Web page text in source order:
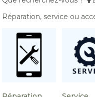
Réparation, service ou